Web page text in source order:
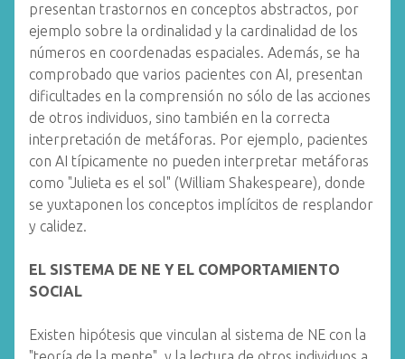
presentan trastornos en conceptos abstractos, por
ejemplo sobre la ordinalidad y la cardinalidad de los
números en coordenadas espaciales. Además, se ha
comprobado que varios pacientes con AI, presentan
dificultades en la comprensión no sólo de las acciones
de otros individuos, sino también en la correcta
interpretación de metáforas. Por ejemplo, pacientes
con AI típicamente no pueden interpretar metáforas
como "Julieta es el sol" (William Shakespeare), donde
se yuxtaponen los conceptos implícitos de resplandor
y calidez.
EL SISTEMA DE NE Y EL COMPORTAMIENTO
SOCIAL
Existen hipótesis que vinculan al sistema de NE con la